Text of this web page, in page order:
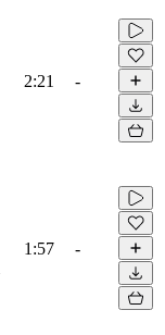
2:21 -
1:57 -